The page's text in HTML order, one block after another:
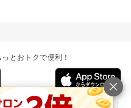
とおトクで便利！
プ リリース情報 利用規約